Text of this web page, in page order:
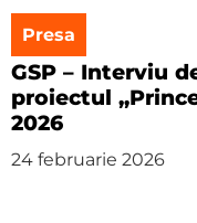
Presa
GSP – Interviu
proiectul
2026
24 februarie 2026